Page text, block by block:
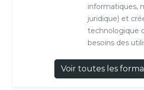
informatiques,
juridique) et
technologique
besoins des
Voir toutes les